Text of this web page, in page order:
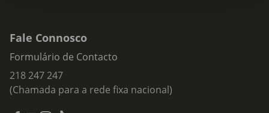
Fale Connosco
Formulário de Contacto
218 247 247
(Chamada para a rede fixa nacional)